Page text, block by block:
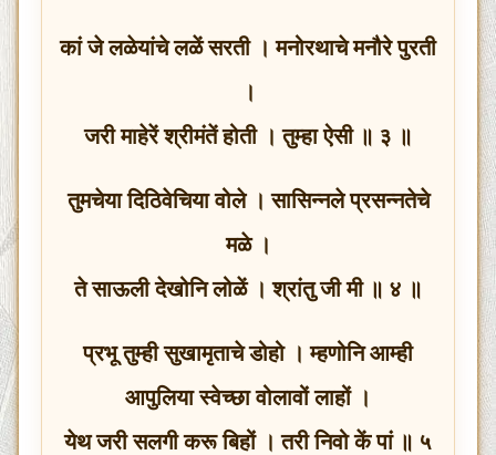
कां जे लळेयांचे लळें सरती । मनोरथाचे मनौरे पुरती
।
जरी माहेरें श्रीमंतें होती । तुम्हा ऐसी ॥ ३ ॥
तुमचेया दिठिवेचिया वोले । सासिन्नले प्रसन्नतेचे
मळे ।
ते साऊली देखोनि लोळें । श्रांतु जी मी ॥ ४ ॥
प्रभू तुम्ही सुखामृताचे डोहो । म्हणोनि आम्ही
आपुलिया स्वेच्छा वोलावों लाहों ।
येथ जरी सलगी करू बिहों । तरी निवो कें पां ॥ ५